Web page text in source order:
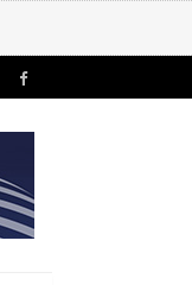
Facebook